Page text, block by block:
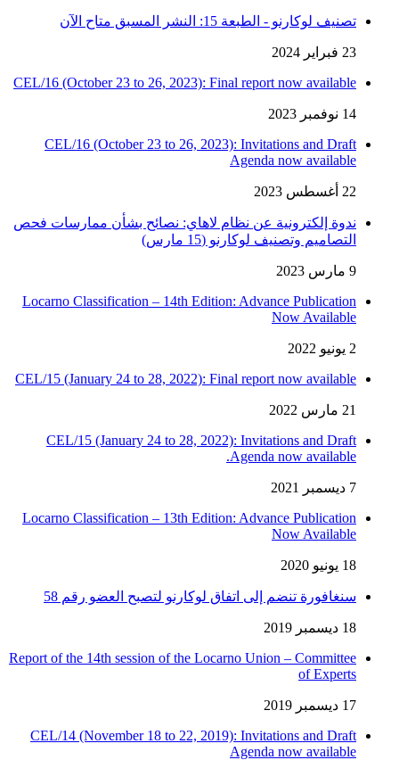
تصنيف لوكارنو - الطبعة 15: النشر المسبق متاح الآن
23 فبراير 2024
CEL/16 (October 23 to 26, 2023): Final report now available
14 نوفمبر 2023
CEL/16 (October 23 to 26, 2023): Invitations and Draft
Agenda now available
22 أغسطس 2023
ندوة إلكترونية عن نظام لاهاي: نصائح بشأن ممارسات فحص
التصاميم وتصنيف لوكارنو (15 مارس)
9 مارس 2023
Locarno Classification – 14th Edition: Advance Publication
Now Available
2 يونيو 2022
CEL/15 (January 24 to 28, 2022): Final report now available
21 مارس 2022
CEL/15 (January 24 to 28, 2022): Invitations and Draft
Agenda now available.
7 ديسمبر 2021
Locarno Classification – 13th Edition: Advance Publication
Now Available
18 يونيو 2020
سنغافورة تنضم إلى اتفاق لوكارنو لتصبح العضو رقم 58
18 ديسمبر 2019
Report of the 14th session of the Locarno Union – Committee
of Experts
17 ديسمبر 2019
CEL/14 (November 18 to 22, 2019): Invitations and Draft
Agenda now available